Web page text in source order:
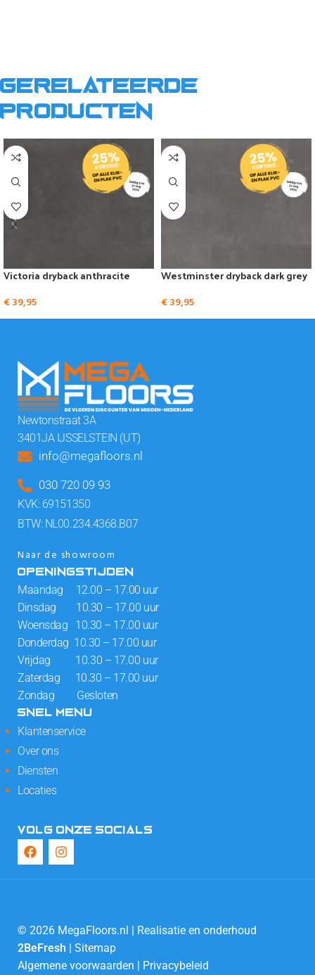
Gerelateerde
producten
Victoria dryback anthracite
€39,95
Westminster dryback dark grey
€39,95
Newtonstraat 3A
3401JA IJSSELSTEIN (UT)
info@megafloors.nl
030 720 09 93
KVK: 69151350
BTW: NL00.234.4368.B07
Naar de showroom
OPENINGSTIJDEN
Maandag 12.00 – 17.00 uur
Dinsdag 10.30 – 17.00 uur
Woensdag 10.30 – 17.00 uur
Donderdag 10.30 – 17.00 uur
Vrijdag 10.30 – 17.00 uur
Zaterdag 10.30 – 17.00 uur
Zondag Gesloten
SNEL MENU
Klantenservice
Over ons
Diensten
Locaties
VOLG ONZE SOCIALS
© 2026 MegaFloors.nl | Realisatie en onderhoud
2BeFresh | Sitemap
Algemene voorwaarden | Privacybeleid